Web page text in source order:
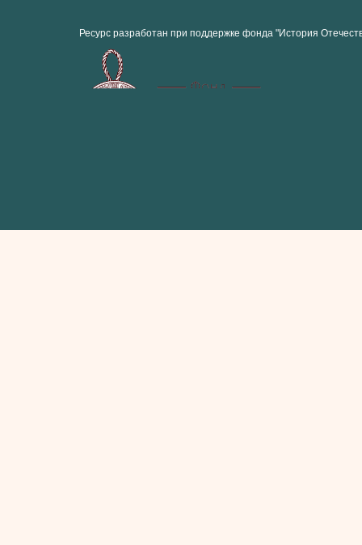
Ресурс разработан при поддержке фонда "История